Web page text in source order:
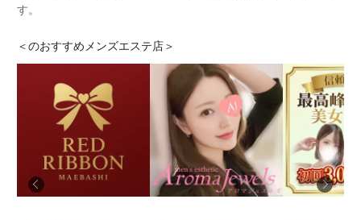
す。
＜のおすすめメンズエステ店＞